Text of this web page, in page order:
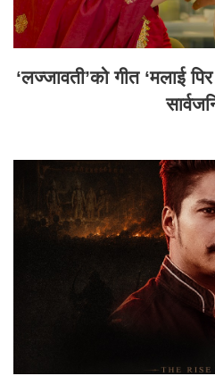
‘लज्जावती’को गीत ‘मलाई